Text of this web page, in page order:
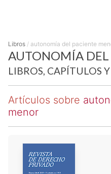
Libros / autonomía del paciente
AUTONOMÍA DEL
LIBROS, CAPÍTULOS
Artículos sobre
menor